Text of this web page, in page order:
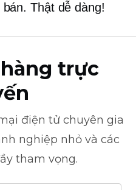
Thật dễ dàng!
trực
điện tử chuyên gia
nghiệp nhỏ và các
tham vọng.